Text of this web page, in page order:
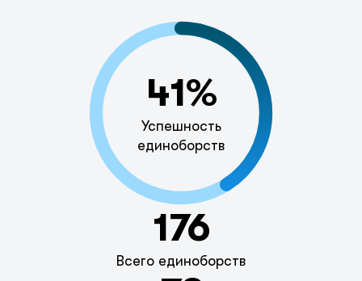
41%
Успешность
единоборств
176
Всего единоборств